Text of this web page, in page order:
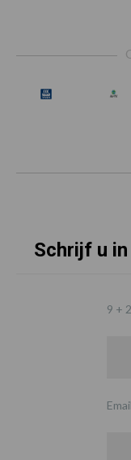
Schrijf u
9 +
Email